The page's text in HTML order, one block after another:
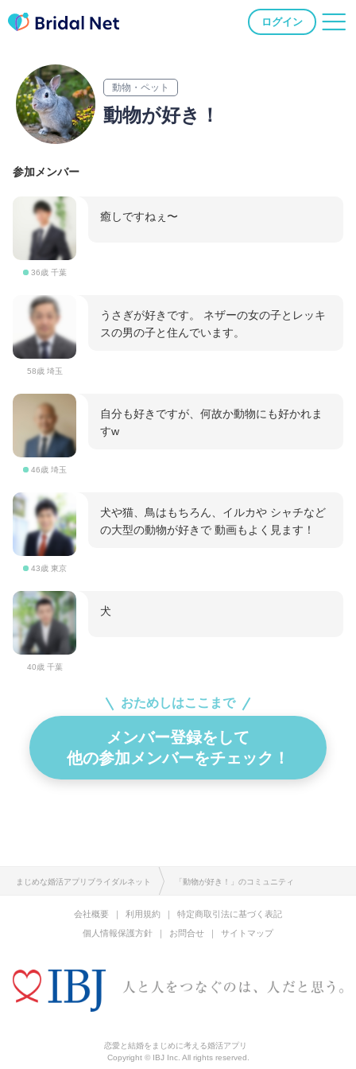
ログイン
動物・ペット
動物が好き！
参加メンバー
36歳 千葉
癒しですねぇ〜
58歳 埼玉
うさぎが好きです。 ネザーの女の子とレッキ
スの男の子と住んでいます。
46歳 埼玉
自分も好きですが、何故か動物にも好かれま
すw
43歳 東京
犬や猫、鳥はもちろん、イルカや シャチなど
の大型の動物が好きで 動画もよく見ます！
40歳 千葉
犬
おためしはここまで
メンバー登録をして
他の参加メンバーをチェック！
まじめな婚活アプリブライダルネット 「動物が好き！」のコミュニティ
会社概要 利用規約
特定商取引法に基づく表記
個人情報保護方針
お問合せ サイトマップ
恋愛と結婚をまじめに考える婚活アプリ
Copyright © IBJ Inc. All rights reserved.